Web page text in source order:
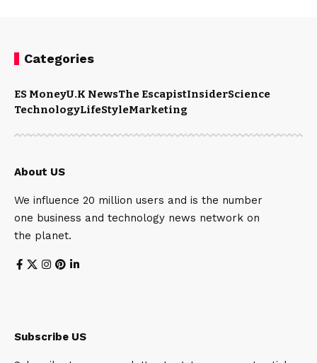
Categories
ES MoneyU.K NewsThe EscapistInsiderScience
TechnologyLifeStyleMarketing
About US
We influence 20 million users and is the number
one business and technology news network on
the planet.
Subscribe US